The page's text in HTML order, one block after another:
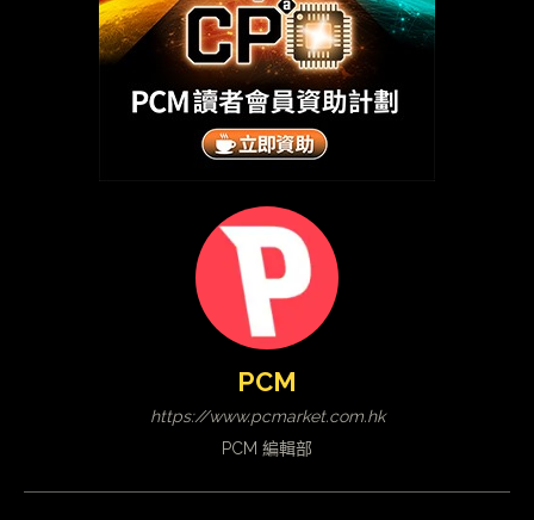
PCM
https://www.pcmarket.com.hk
PCM 編輯部